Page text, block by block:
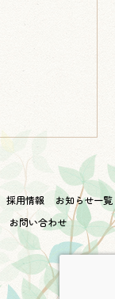
採用情報
お知らせ一覧
お問い合わせ